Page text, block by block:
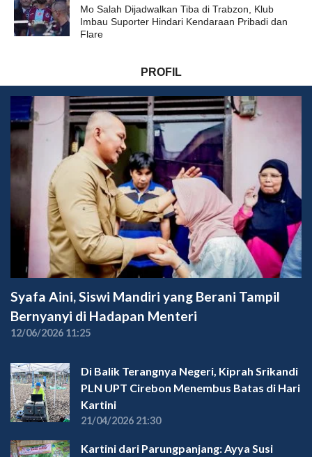
Mo Salah Dijadwalkan Tiba di Trabzon, Klub
Imbau Suporter Hindari Kendaraan Pribadi dan
Flare
PROFIL
Syafa Aini, Siswi Mandiri yang Berani Tampil
Bernyanyi di Hadapan Menteri
12/06/2026 11:25
Di Balik Terangnya Negeri, Kiprah Srikandi
PLN UPT Cirebon Menembus Batas di Hari
Kartini
21/04/2026 21:30
Kartini dari Parungpanjang: Ayya Susi